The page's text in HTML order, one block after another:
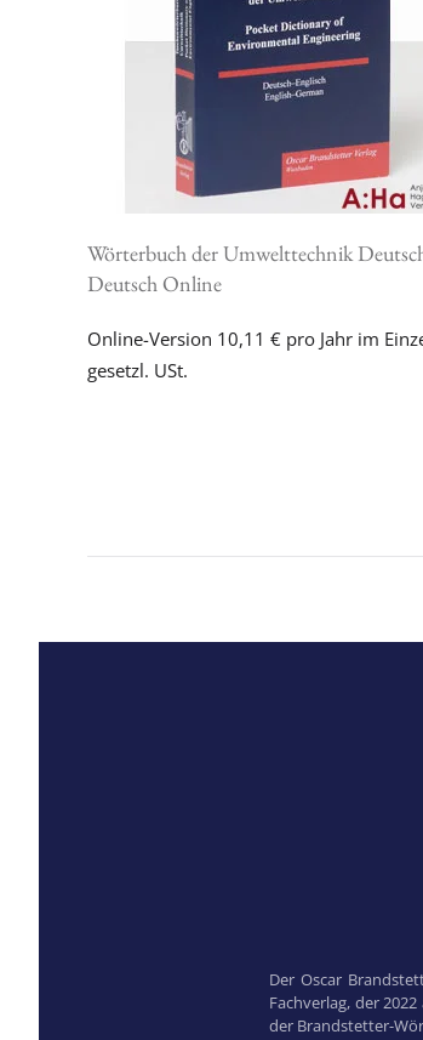
Wörterbuch der Umwelttechnik
Deutsch Online
Online-Version 10,11 € pro Jahr im
gesetzl. USt.
Der Oscar
Fachverlag, der
der Brandstetter-